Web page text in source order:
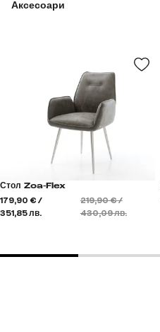
Аксесоари
Стол Zoa-Flex
179,90 € /
351,85 лв.
219,90 € /
430,09 лв.